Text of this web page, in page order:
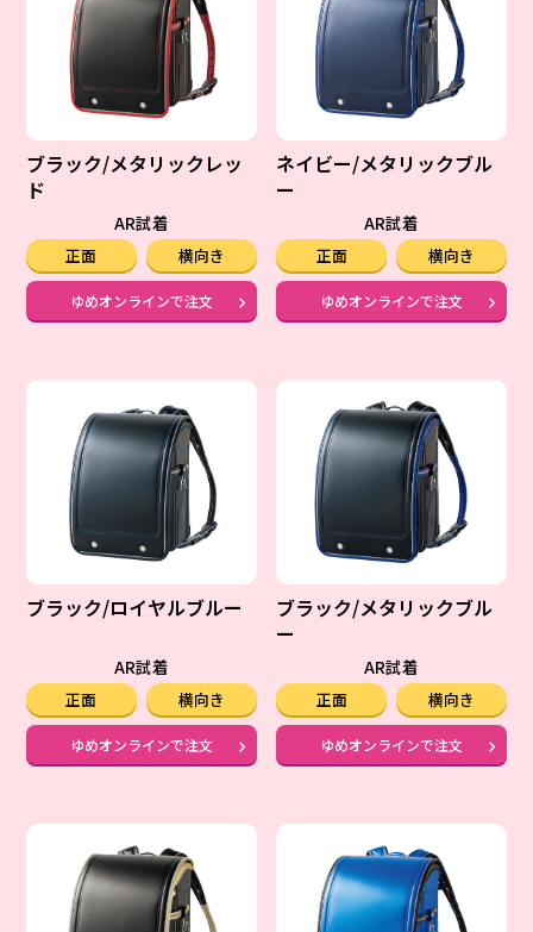
ブラック/メタリックレッ
ド
AR試着
正面 横向き
ゆめオンラインで注文
ネイビー/メタリックブル
ー
AR試着
正面 横向き
ゆめオンラインで注文
ブラック/ロイヤルブルー
AR試着
正面 横向き
ゆめオンラインで注文
ブラック/メタリックブル
ー
AR試着
正面 横向き
ゆめオンラインで注文